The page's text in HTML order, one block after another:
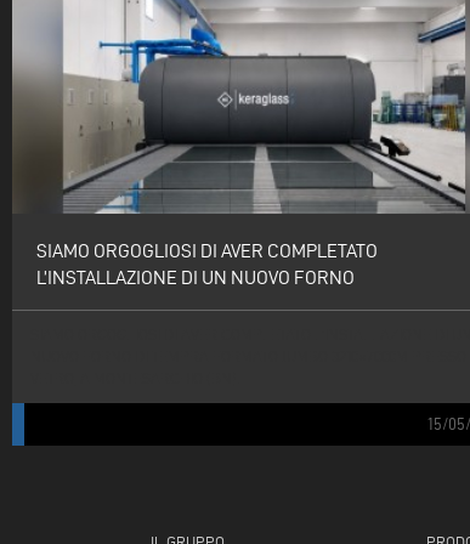
SIAMO ORGOGLIOSI DI AVER COMPLETATO
L’INSTALLAZIONE DI UN NUOVO FORNO
15/